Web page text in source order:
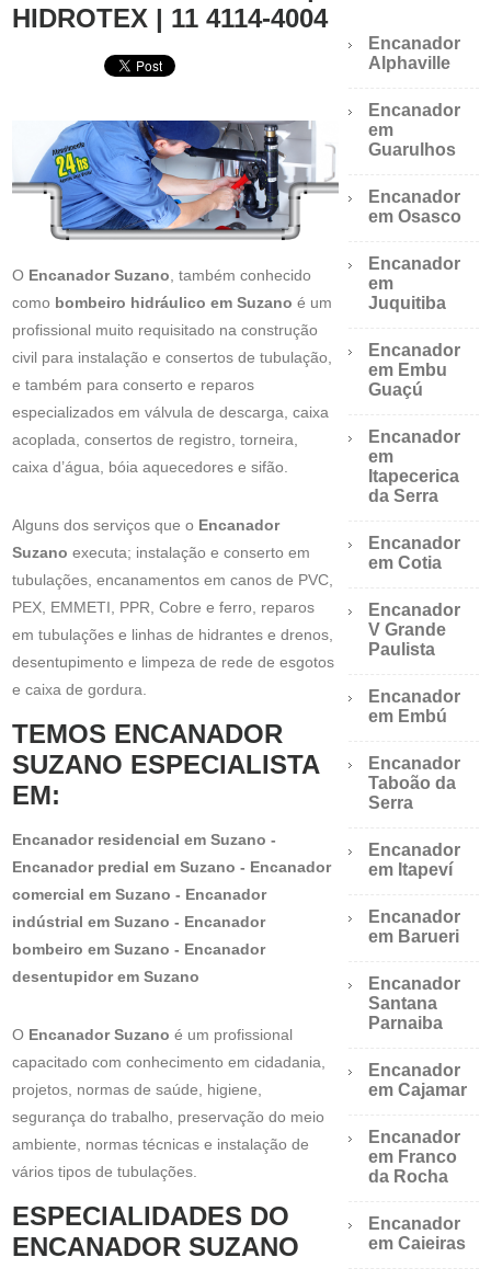
HIDROTEX | 11 4114-4004
O Encanador Suzano , também conhecido
como bombeiro hidráulico em Suzano é um
profissional muito requisitado na construção
civil para instalação e consertos de tubulação,
e também para conserto e reparos
especializados em válvula de descarga, caixa
acoplada, consertos de registro, torneira,
caixa d’água, bóia aquecedores e sifão.
Alguns dos serviços que o Encanador
Suzano executa; instalação e conserto em
tubulações, encanamentos em canos de PVC,
PEX, EMMETI, PPR, Cobre e ferro, reparos
em tubulações e linhas de hidrantes e drenos,
desentupimento e limpeza de rede de esgotos
e caixa de gordura.
TEMOS ENCANADOR
SUZANO ESPECIALISTA
EM:
Encanador residencial em Suzano -
Encanador predial em Suzano - Encanador
comercial em Suzano - Encanador
indústrial em Suzano - Encanador
bombeiro em Suzano - Encanador
desentupidor em Suzano
O Encanador Suzano é um profissional
capacitado com conhecimento em cidadania,
projetos, normas de saúde, higiene,
segurança do trabalho, preservação do meio
ambiente, normas técnicas e instalação de
vários tipos de tubulações.
ESPECIALIDADES DO
ENCANADOR SUZANO
Encanador
Alphaville
Encanador
em
Guarulhos
Encanador
em Osasco
Encanador
em
Juquitiba
Encanador
em Embu
Guaçú
Encanador
em
Itapecerica
da Serra
Encanador
em Cotia
Encanador
V Grande
Paulista
Encanador
em Embú
Encanador
Taboão da
Serra
Encanador
em Itapeví
Encanador
em Barueri
Encanador
Santana
Parnaiba
Encanador
em Cajamar
Encanador
em Franco
da Rocha
Encanador
em Caieiras